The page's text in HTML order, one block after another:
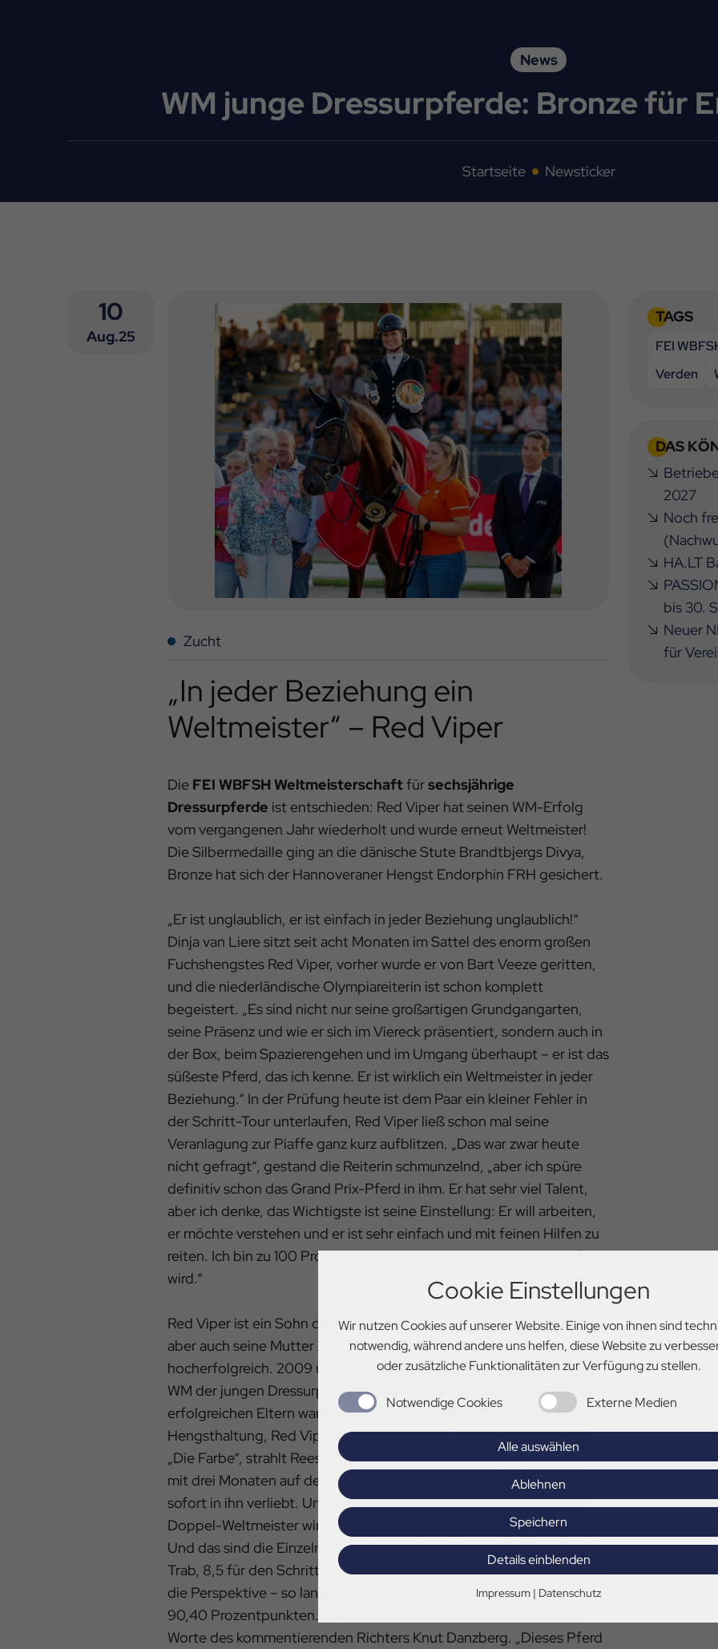
Cookie Einstellungen
Wir nutzen Cookies auf unserer Website. Einige von ihnen sind
notwendig, während andere uns helfen, diese Website zu
oder zusätzliche Funktionalitäten zur Verfügung zu stellen.
Notwendige Cookies Externe Medien
Alle auswählen
Ablehnen
Speichern
Details einblenden
Impressum | Datenschutz
News
WM junge Dressurpferde: Bronze für
Startseite Newsticker
10
Aug.25
Zucht
„In jeder Beziehung ein
Weltmeister“ – Red Viper
Die FEI WBFSH Weltmeisterschaftfürsechsjährige
Dressurpferde ist entschieden: Red Viper hat seinen WM-Erfolg
vom vergangenen Jahr wiederholt und wurde erneut Weltmeister!
Die Silbermedaille ging an die dänische Stute Brandtbjergs Divya,
Bronze hat sich der Hannoveraner Hengst Endorphin FRH gesichert.
„Er ist unglaublich, er ist einfach in jeder Beziehung unglaublich!“
Dinja van Liere sitzt seit acht Monaten im Sattel des enorm großen
Fuchshengstes Red Viper, vorher wurde er von Bart Veeze geritten,
und die niederländische Olympiareiterin ist schon komplett
begeistert. „Es sind nicht nur seine großartigen Grundgangarten,
seine Präsenz und wie er sich im Viereck präsentiert, sondern auch in
der Box, beim Spazierengehen und im Umgang überhaupt – er ist das
süßeste Pferd, das ich kenne. Er ist wirklich ein Weltmeister in jeder
Beziehung.“ In der Prüfung heute ist dem Paar ein kleiner Fehler in
der Schritt-Tour unterlaufen, Red Viper ließ schon mal seine
Veranlagung zur Piaffe ganz kurz aufblitzen. „Das war zwar heute
nicht gefragt“, gestand die Reiterin schmunzelnd, „aber ich spüre
definitiv schon das Grand Prix-Pferd in ihm. Er hat sehr viel Talent,
aber ich denke, das Wichtigste ist seine Einstellung: Er will arbeiten,
er möchte verstehen und er ist sehr einfach und mit feinen Hilfen zu
reiten. Ich bin zu 100 Prozent sicher, dass er mal ein Grand Prix-Pferd
wird.“
Red Viper ist ein Sohn des Grand Prix-Hengstes Romanov Blue Hors,
aber auch seine Mutter Zolena (Sir Sinclair x Cabochon) war
hocherfolgreich. 2009 und 2010 war Zolena selbst Finalistin bei der
WM der jungen Dressurpferde, berichtet Züchter Coen Kerbert. Die
erfolgreichen Eltern waren ein Grund für Eugen Reesink von Reesink
Hengsthaltung, Red Viper damals zu kaufen, der andere Grund war…
„Die Farbe“, strahlt Reesink. „Ich liebe Dunkelfüchse. Wir haben ihn
mit drei Monaten auf der Fohlenauktion gekauft und haben uns
sofort in ihn verliebt. Und natürlich haben wir gewusst, dass er mal
Doppel-Weltmeister wird“, ergänzt der stolze Besitzer und grinst.
Und das sind die Einzelnoten des Weltmeisters: 9,5 gab es für den
Trab, 8,5 für den Schritt, 9,0 Galopp, 8,4 Durchlässigkeit und 9,5 für
die Perspektive – so landete der Titelverteidiger bei insgesamt
90,40 Prozentpunkten. „Was für ein Pferd!“ Das waren die ersten
Worte des kommentierenden Richters Knut Danzberg. „Dieses Pferd
TAGS
FEI
Verden
DAS
2027
Noch
HA.LT
bis 30.
Neuer
für